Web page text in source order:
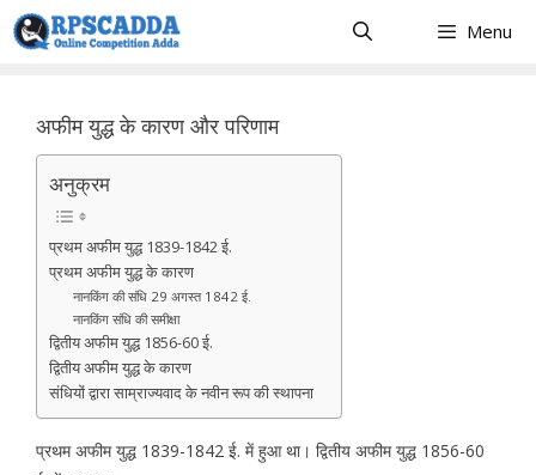
Skip
to
Menu
अफीम युद्ध के कारण और परिणाम
अनुक्रम
प्रथम अफीम युद्ध 1839-1842 ई.
प्रथम अफीम युद्ध के कारण
नानकिंग की संधि 29 अगस्त 1842 ई.
नानकिंग संधि की समीक्षा
द्वितीय अफीम युद्ध 1856-60 ई.
द्वितीय अफीम युद्ध के कारण
संधियों द्वारा साम्राज्यवाद के नवीन रूप की स्थापना
प्रथम अफीम युद्ध 1839-1842 ई. में हुआ था। द्वितीय अफीम युद्ध 1856-60